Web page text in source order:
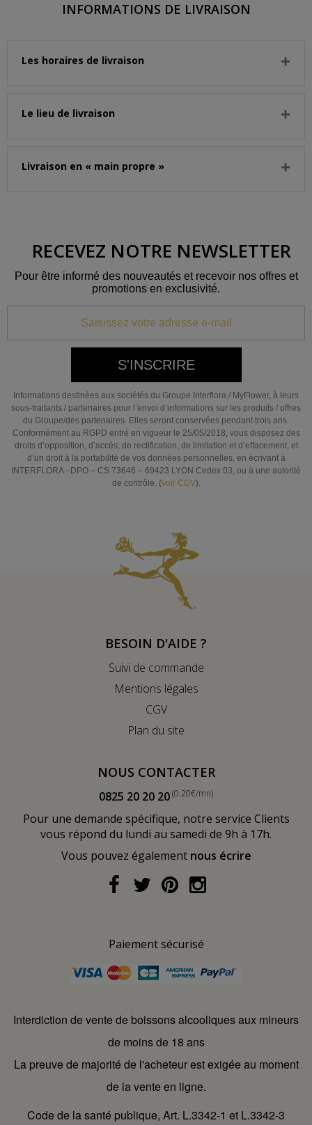
INFORMATIONS DE LIVRAISON
Les horaires de livraison
Le lieu de livraison
Livraison en « main propre »
RECEVEZ NOTRE NEWSLETTER
Pour être informé des nouveautés et recevoir nos offres et
promotions en exclusivité.
S'INSCRIRE
Informations destinées aux sociétés du Groupe Interflora / MyFlower, à leurs
sous-traitants / partenaires pour l’envoi d’informations sur les produits / offres
du Groupe/des partenaires. Elles seront conservées pendant trois ans.
Conformément au RGPD entré en vigueur le 25/05/2018, vous disposez des
droits d’opposition, d’accès, de rectification, de limitation et d’effacement, et
d’un droit à la portabilité de vos données personnelles, en écrivant à
INTERFLORA –DPO – CS 73646 – 69423 LYON Cedex 03, ou à une autorité
de contrôle. (voir CGV).
BESOIN D'AIDE ?
Suivi de commande
Mentions légales
CGV
Plan du site
NOUS CONTACTER
0825 20 20 20(0.20€/mn)
Pour une demande spécifique, notre service Clients
vous répond du lundi au samedi de 9h à 17h.
Vous pouvez également nous écrire
Paiement sécurisé
Interdiction de vente de boissons alcooliques aux mineurs
de moins de 18 ans
La preuve de majorité de l'acheteur est exigée au moment
de la vente en ligne.
Code de la santé publique, Art. L.3342-1 et L.3342-3